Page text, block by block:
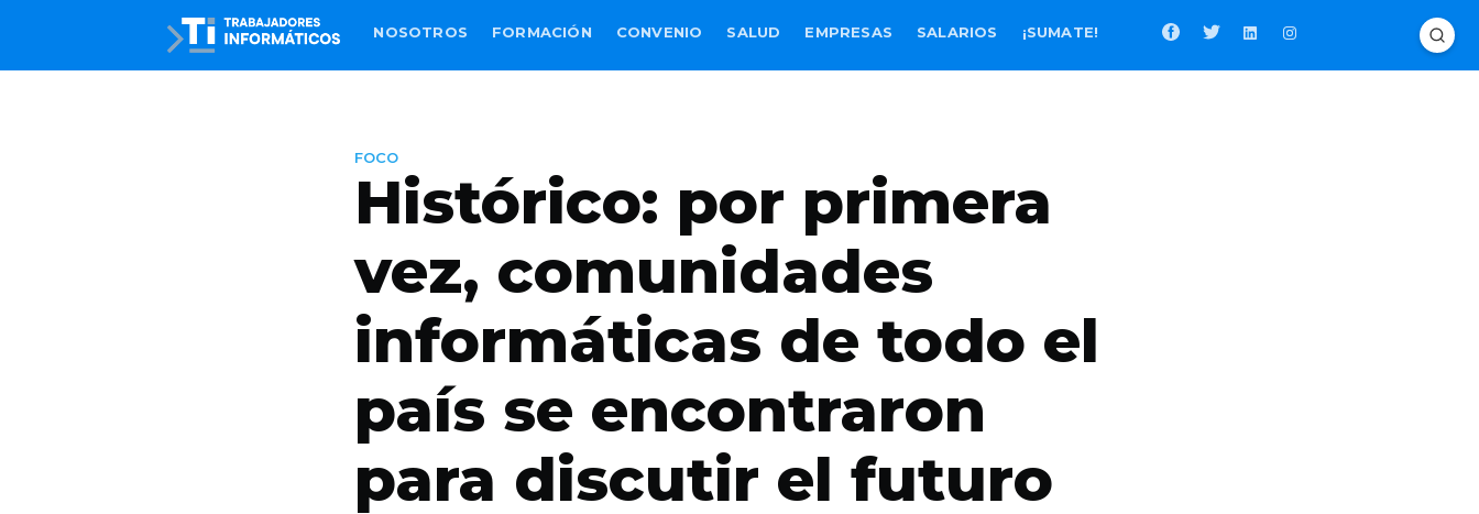
NOSOTROS FORMACIÓN CONVENIO SALUD EMPRESAS SALARIOS ¡SUMATE!
FOCO
Histórico: por primera
vez, comunidades
informáticas de todo el
país se encontraron
para discutir el futuro